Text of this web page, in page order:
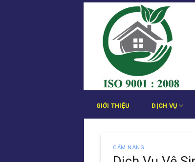
Bỏ
GIỚI THIỆU DỊCH VỤ
CẨM NANG